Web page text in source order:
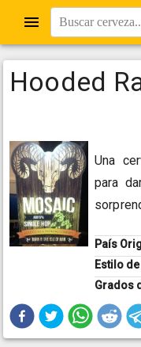
Buscar
Hooded
Una
para
País
Estilo
Grados